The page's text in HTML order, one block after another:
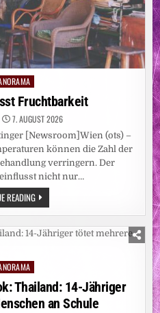
Fruchtbarkeit
7. AUGUST 2026
[Newsroom]Wien (ots) –
können die Zahl der
verringern. Der
nicht nur…
READINGHITZE
BEEINFLUSST
FRUCHTBARKEIT
Thailand: 14-Jähriger
an Schule